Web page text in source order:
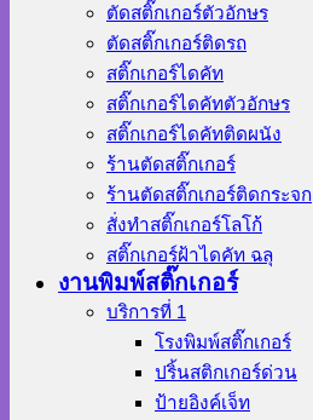
ตัดสติ๊กเกอร์ตัวอักษร
ตัดสติ๊กเกอร์ติดรถ
สติ๊กเกอร์ไดคัท
สติ๊กเกอร์ไดคัทตัวอักษร
สติ๊กเกอร์ไดคัทติดผนัง
ร้านตัดสติ๊กเกอร์
ร้านตัดสติ๊กเกอร์ติดกระจก
สั่งทําสติ๊กเกอร์โลโก้
สติ๊กเกอร์ฝ้าไดคัท ฉลุ
งานพิมพ์สติ๊กเกอร์
บริการที่ 1
โรงพิมพ์สติ๊กเกอร์
ปริ้นสติกเกอร์ด่วน
ป้ายอิงค์เจ็ท